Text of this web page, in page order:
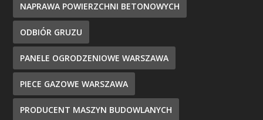
NAPRAWA POWIERZCHNI BETONOWYCH
ODBIÓR GRUZU
PANELE OGRODZENIOWE WARSZAWA
PIECE GAZOWE WARSZAWA
PRODUCENT MASZYN BUDOWLANYCH